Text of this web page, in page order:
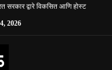
सरकार द्वारे विकसित आणि होस्ट
2026